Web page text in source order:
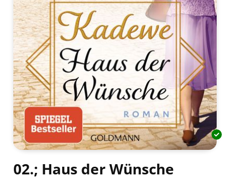
02.; Haus der Wünsche